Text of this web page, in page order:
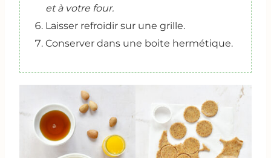
et à votre four.
Laisser refroidir sur une grille.
Conserver dans une boite hermétique.